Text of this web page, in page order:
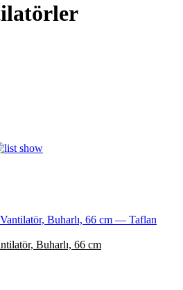
Buharlı, 66 cm